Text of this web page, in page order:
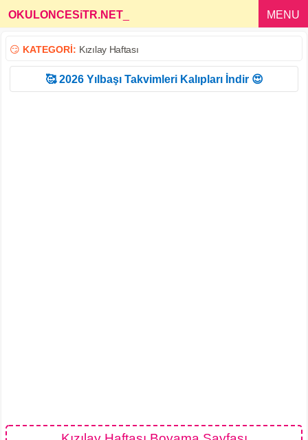
OKULONCESiTR.NET MENU
😏 KATEGORİ: Kızılay Haftası
🥰 2026 Yılbaşı Takvimleri Kalıpları İndir 😍